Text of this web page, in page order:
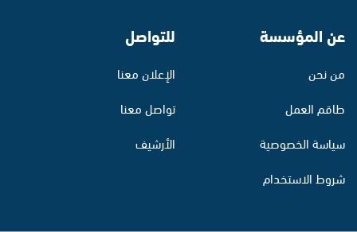
عن المؤسسة
من نحن
طاقم العمل
سياسة الخصوصية
شروط الاستخدام
للتواصل
الإعلان معنا
تواصل معنا
الأرشيف